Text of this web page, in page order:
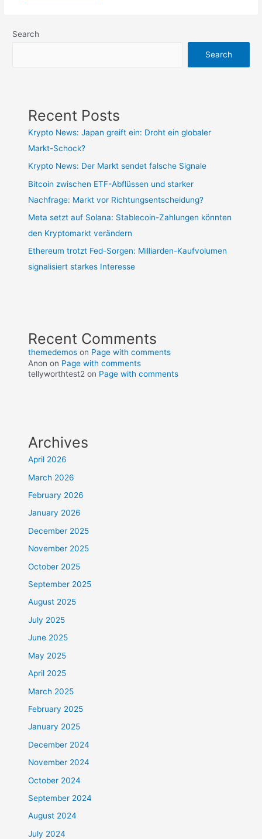
Search
Search
Recent Posts
Krypto News: Japan greift ein: Droht ein globaler
Markt-Schock?
Krypto News: Der Markt sendet falsche Signale
Bitcoin zwischen ETF-Abflüssen und starker
Nachfrage: Markt vor Richtungsentscheidung?
Meta setzt auf Solana: Stablecoin-Zahlungen könnten
den Kryptomarkt verändern
Ethereum trotzt Fed-Sorgen: Milliarden-Kaufvolumen
signalisiert starkes Interesse
Recent Comments
themedemos on Page with comments
Anon on Page with comments
tellyworthtest2 on Page with comments
Archives
April 2026
March 2026
February 2026
January 2026
December 2025
November 2025
October 2025
September 2025
August 2025
July 2025
June 2025
May 2025
April 2025
March 2025
February 2025
January 2025
December 2024
November 2024
October 2024
September 2024
August 2024
July 2024